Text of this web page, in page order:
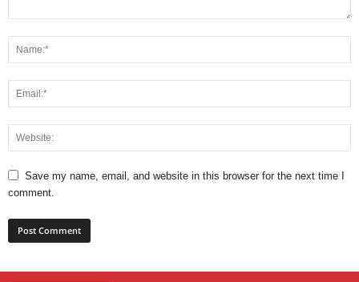
Save my name, email, and website in this browser for the next time I
comment.